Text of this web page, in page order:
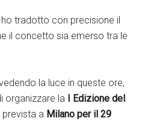
tradotto con precisione il
il concetto sia emerso tra le
la luce in queste ore,
organizzare la I Edizione del
prevista a Milano per il 29